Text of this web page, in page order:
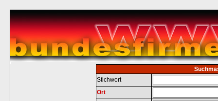
Stichwort
Ort